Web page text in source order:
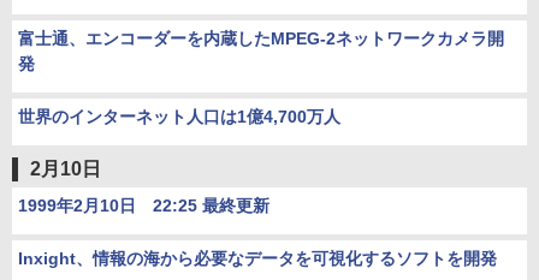
富士通、エンコーダーを内蔵したMPEG-2ネットワークカメラ開
発
世界のインターネット人口は1億4,700万人
2月10日
1999年2月10日 22:25 最終更新
Inxight、情報の海から必要なデータを可視化するソフトを開発